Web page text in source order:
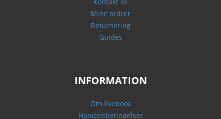
Mine ordrer
Returnering
Guides
INFORMATION
Om liveboox
Handelsbetingelser